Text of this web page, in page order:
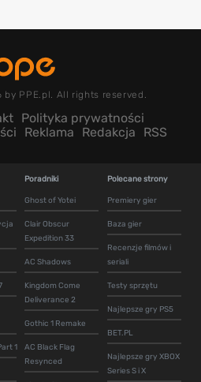
by PPE.pl. All rights reserved.
Polityka prywatności
Reklama Redakcja RSS
1
Poradniki
Ghost of Yotei
Clair Obscur
Expedition 33
AC Shadows
Kingdom Come
Deliverance 2
Gothic 1 Remake
AC Black Flag
Resynced
Polecane strony
Premiery gier
Baza gier
Recenzje filmów i
seriali
Testy sprzętu
Najlepsze gry PS5
BET.PL
Najlepsze gry XBOX
Series S i X